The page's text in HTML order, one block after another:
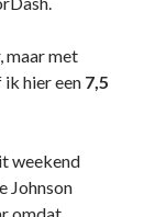
maar met
ik hier een 7,5
weekend
Johnson